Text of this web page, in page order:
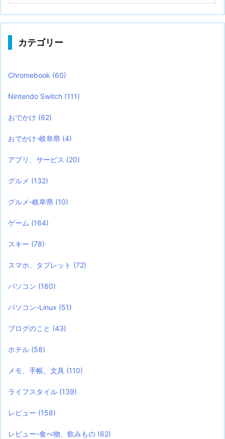
カテゴリー
Chromebook (60)
Nintendo Switch (111)
おでかけ (62)
おでかけ-岐阜県 (4)
アプリ、サービス (20)
グルメ (132)
グルメ-岐阜県 (10)
ゲーム (164)
スキー (78)
スマホ、タブレット (72)
パソコン (160)
パソコン-Linux (51)
ブログのこと (43)
ホテル (58)
メモ、手帳、文具 (110)
ライフスタイル (139)
レビュー (158)
レビュー-食べ物、飲みもの (62)